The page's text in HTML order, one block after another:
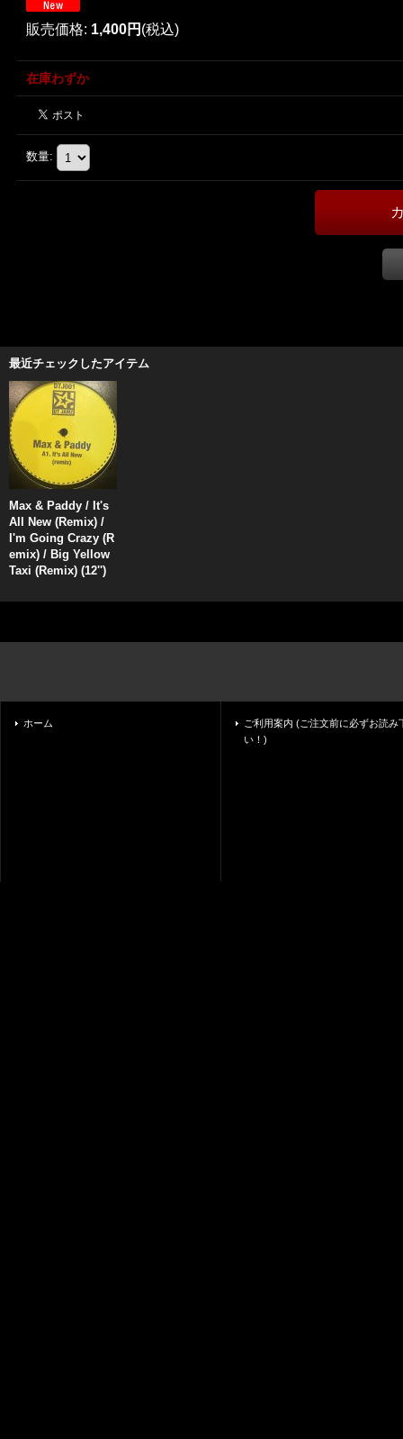
販売価格: 1,400円 (税込)
在庫わずか
数量:
最近チェックしたアイテム
Max & Paddy / It's
All New (Remix) /
I'm Going Crazy (R
emix) / Big Yellow
Taxi (Remix) (12'')
ホーム
ご利用案内 (ご注文前に必ずお読み
い！)